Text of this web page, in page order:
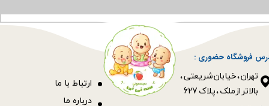
فروشگاه حضوری :
​​​​​​​تهران ، خیابان شریعتی ،
بالاتر از ملک ، پلاک 627​​​​​​​
ارتباط با ما
درباره ما